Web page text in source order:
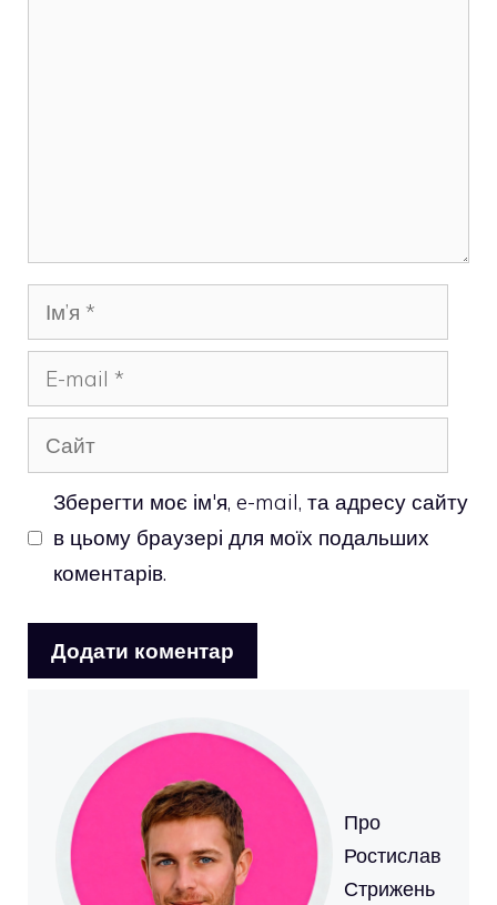
Ім’я
mail
Сайт
Зберегти моє ім'я, e-mail, та адресу сайту
в цьому браузері для моїх подальших
коментарів.
Про
Ростислав
Стрижень